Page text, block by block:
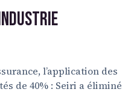
l’application des
de 40% : Seiri a éliminé